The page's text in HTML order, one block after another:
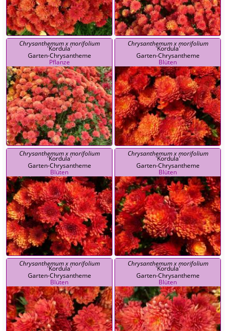
Chrysanthemum x morifolium
'Kordula'
Garten-Chrysantheme
Pflanze
Chrysanthemum x morifolium
'Kordula'
Garten-Chrysantheme
Blüten
Chrysanthemum x morifolium
'Kordula'
Garten-Chrysantheme
Blüten
Chrysanthemum x morifolium
'Kordula'
Garten-Chrysantheme
Blüten
Chrysanthemum x morifolium
'Kordula'
Garten-Chrysantheme
Blüten
Chrysanthemum x morifolium
'Kordula'
Garten-Chrysantheme
Blüten